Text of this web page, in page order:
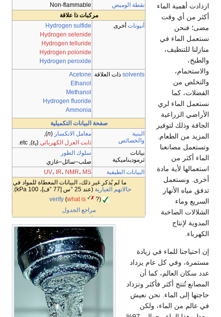
نقطة الوميض
Non-flammable
مركبات ذا علاقة
أنيونات أخرى
Hydrogen sulfide
Hydrogen selenide
Hydrogen telluride
Hydrogen polonide
Hydrogen peroxide
solvents ذات العلاقة Acetone
Ethanol
Methanol
Hydrogen fluoride
Ammonia
صفحة البيانات التكميلية
البنية
والخصائص
معامل الانكسار (
n
),
ثابت العزل الكهربائي (ε
r
), etc.
بيانات
ثرموديناميكية
سلوك الطور
صلب–سائل–غازي
البيانات الطيفية
UV، IR، NMR، MS
ما لم يُذكر غير ذلك، البيانات المعطاة للمواد في
حالاتهم العيارية (عند 25 °س [77 °ف]، 100 kPa).
verify(what is
?)
مراجع الجدول
ازدادت أهمية الماء
أكثر من أي وقت
مضى؛ فنحن
نستعمل الماء في
منازلنا للتنظيف،
والطبخ،
والاستحمام،
والتخلص من
الفضلات، كما
نستعمل الماء لري
الأراضي الزراعية
الجافة وذلك لتوفير
المزيد من الطعام.
وتستعمل مصانعنا
الماء أكثر من
استعمالها لأية مادة
أخرى. ونستعمل
تدفق مياه الأنهار
السريع وماء
الشلالات الصاخبة
المدوية لإنتاج
الكهرباء.
إن احتياجنا للماء في زيادة
مستمرة، وفي كل عام يزداد
عدد سكان العالم، كما أن
المصانع تُنتج أكثر فأكثر وتزداد
حاجتها إلى الماء. نحن نعيش
في عالم من الماء، ولكن